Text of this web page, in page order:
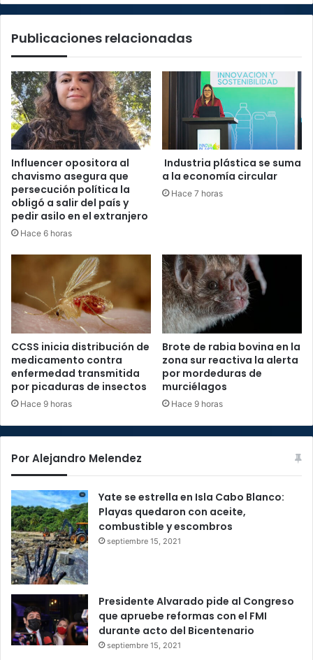
Publicaciones relacionadas
Influencer opositora al
chavismo asegura que
persecución política la
obligó a salir del país y
pedir asilo en el extranjero
Hace 6 horas
Industria plástica se suma
a la economía circular
Hace 7 horas
CCSS inicia distribución de
medicamento contra
enfermedad transmitida
por picaduras de insectos
Hace 9 horas
Brote de rabia bovina en la
zona sur reactiva la alerta
por mordeduras de
murciélagos
Hace 9 horas
Por Alejandro Melendez
Yate se estrella en Isla Cabo Blanco:
Playas quedaron con aceite,
combustible y escombros
septiembre 15, 2021
Presidente Alvarado pide al Congreso
que apruebe reformas con el FMI
durante acto del Bicentenario
septiembre 15, 2021